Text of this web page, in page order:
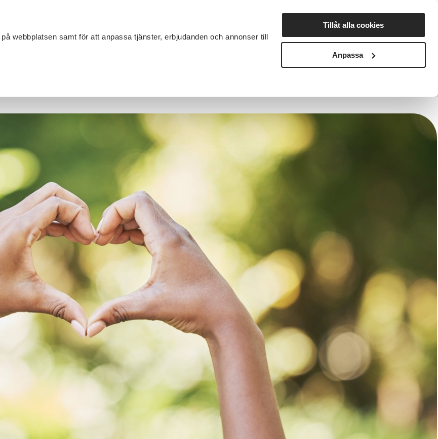
webbplatsen samt för att anpassa tjänster, erbjudanden och annonser till
Tillåt alla cookies
Anpassa
Nyheter Avdelningar